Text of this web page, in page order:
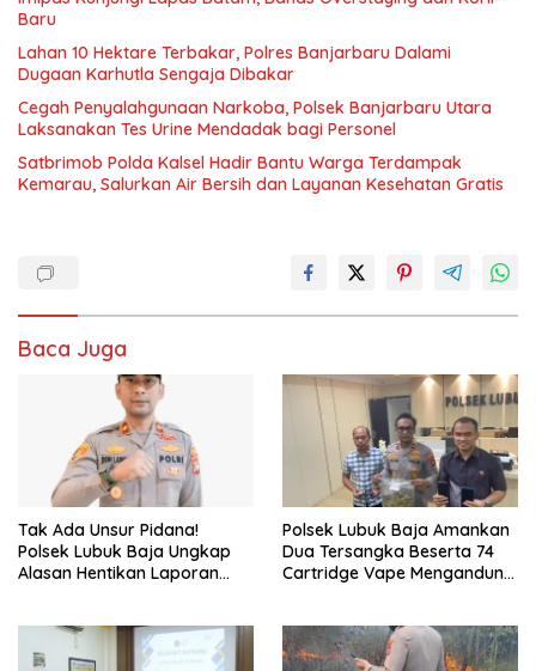
Baru
Lahan 10 Hektare Terbakar, Polres Banjarbaru Dalami
Dugaan Karhutla Sengaja Dibakar
Cegah Penyalahgunaan Narkoba, Polsek Banjarbaru Utara
Laksanakan Tes Urine Mendadak bagi Personel
Satbrimob Polda Kalsel Hadir Bantu Warga Terdampak
Kemarau, Salurkan Air Bersih dan Layanan Kesehatan Gratis
Baca Juga
Tak Ada Unsur Pidana!
Polsek Lubuk Baja Ungkap
Alasan Hentikan Laporan
Polsek Lubuk Baja Amankan
Dua Tersangka Beserta 74
Cartridge Vape Mengandung